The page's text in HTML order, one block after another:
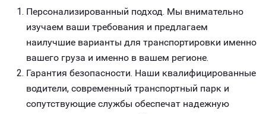
Персонализированный подход. Мы внимательно
изучаем ваши требования и предлагаем
наилучшие варианты для транспортировки именно
вашего груза и именно в вашем регионе.
Гарантия безопасности. Наши квалифицированные
водители, современный транспортный парк и
сопутствующие службы обеспечат надежную